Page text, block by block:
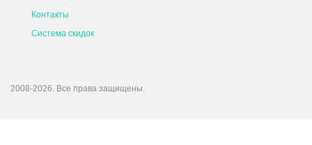
Контакты
Система скидок
2008-2026. Все права защищены.